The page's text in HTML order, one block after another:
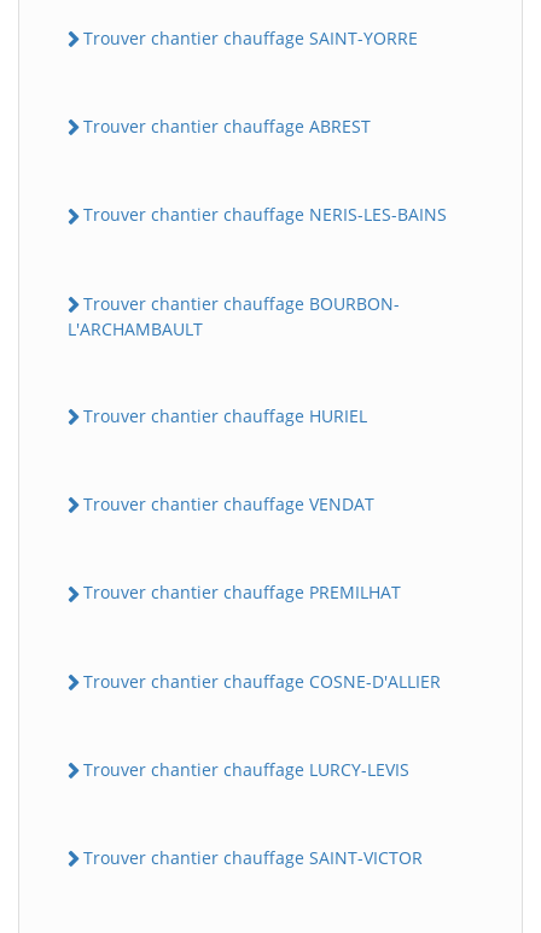
Trouver chantier chauffage SAINT-YORRE
Trouver chantier chauffage ABREST
Trouver chantier chauffage NERIS-LES-BAINS
Trouver chantier chauffage BOURBON-
L'ARCHAMBAULT
Trouver chantier chauffage HURIEL
Trouver chantier chauffage VENDAT
Trouver chantier chauffage PREMILHAT
Trouver chantier chauffage COSNE-D'ALLIER
Trouver chantier chauffage LURCY-LEVIS
Trouver chantier chauffage SAINT-VICTOR